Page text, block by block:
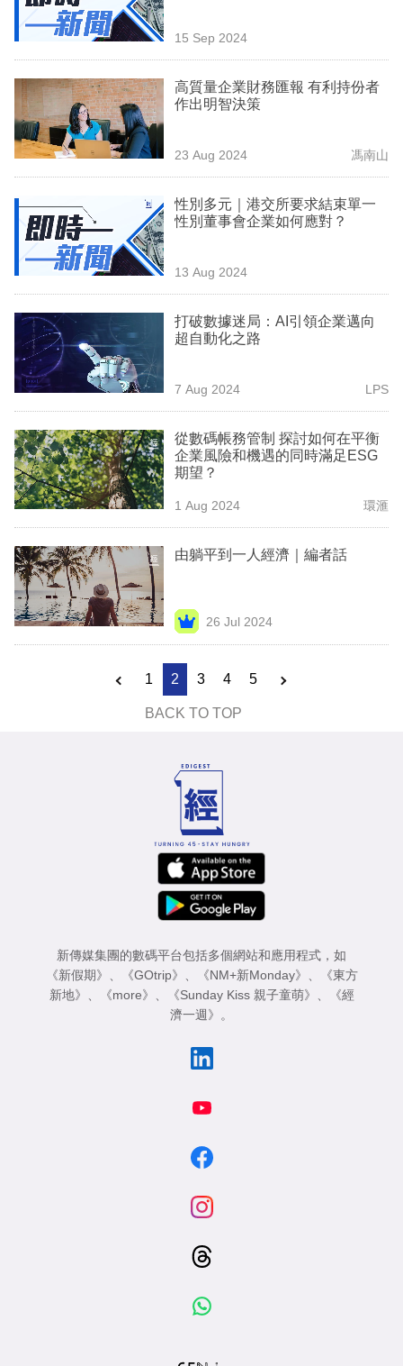
事
欄
訂
閱
15 Sep 2024
高質量企業財務匯報 有利持份者
作出明智決策
23 Aug 2024 馮南山
性別多元｜港交所要求結束單一
性別董事會企業如何應對？
13 Aug 2024
打破數據迷局：AI引領企業邁向
超自動化之路
7 Aug 2024 LPS
從數碼帳務管制 探討如何在平衡
企業風險和機遇的同時滿足ESG
期望？
1 Aug 2024 環滙
由躺平到一人經濟｜編者話
26 Jul 2024
1 2 3 4 5
BACK TO TOP
新傳媒集團的數碼平台包括多個網站和應用程式，如
《新假期》 、 《GOtrip》 、 《NM+新Monday》 、
《東方
新地》 、 《more》 、 《Sunday Kiss 親子童萌》 、
《經
濟一週》 。